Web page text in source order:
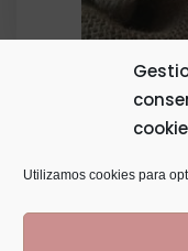
Utilizamos cookies para